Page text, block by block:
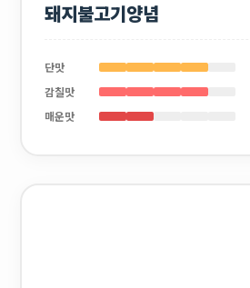
돼지불고기양념
단맛
감칠맛
매운맛